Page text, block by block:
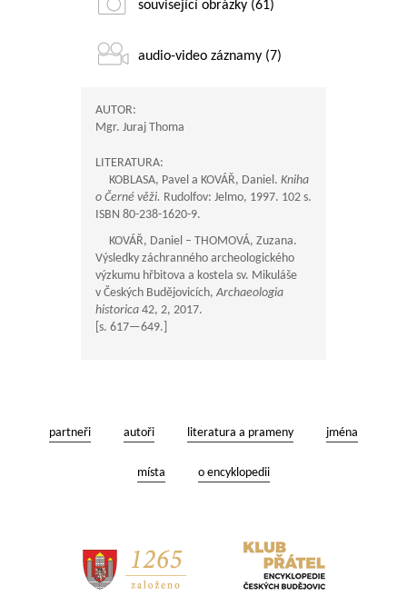
související obrázky (61)
audio-video záznamy (7)
AUTOR:
Mgr. Juraj Thoma
LITERATURA:
KOBLASA, Pavel a KOVÁŘ, Daniel. Kniha
o Černé věži. Rudolfov: Jelmo, 1997. 102 s.
ISBN 80-238-1620-9.
KOVÁŘ, Daniel – THOMOVÁ, Zuzana.
Výsledky záchranného archeologického
výzkumu hřbitova a kostela sv. Mikuláše
v Českých Budějovicích,Archaeologia
historica 42, 2, 2017.
[s. 617—649.]
partneři autoři literatura a prameny jména
místa o encyklopedii